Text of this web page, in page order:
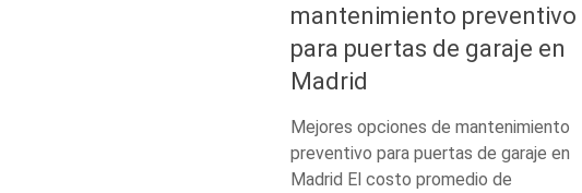
mantenimiento preventivo
para puertas de garaje en
Madrid
Mejores opciones de mantenimiento
preventivo para puertas de garaje en
Madrid El costo promedio de